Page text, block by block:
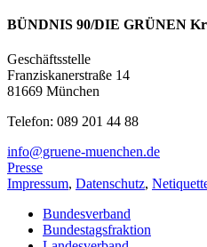
BÜNDNIS 90/DIE GRÜNEN
Geschäftsstelle
Franziskanerstraße 14
81669 München
Telefon: 089 201 44 88
info@gruene-muenchen.de
Presse
Impressum, Datenschutz,
Bundesverband
Bundestagsfraktion